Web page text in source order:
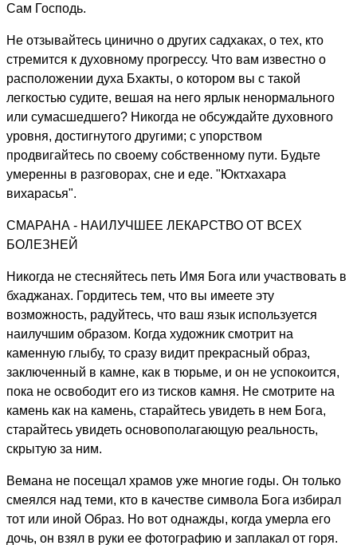
Сам Господь.
Не отзывайтесь цинично о других садхаках, о тех, кто
стремится к духовному прогрессу. Что вам известно о
расположении духа Бхакты, о котором вы с такой
легкостью судите, вешая на него ярлык ненормального
или сумасшедшего? Никогда не обсуждайте духовного
уровня, достигнутого другими; с упорством
продвигайтесь по своему собственному пути. Будьте
умеренны в разговорах, сне и еде. "Юктхахара
вихарасья".
СМАРАНА - НАИЛУЧШЕЕ ЛЕКАРСТВО ОТ ВСЕХ
БОЛЕЗНЕЙ
Никогда не стесняйтесь петь Имя Бога или участвовать в
бхаджанах. Гордитесь тем, что вы имеете эту
возможность, радуйтесь, что ваш язык используется
наилучшим образом. Когда художник смотрит на
каменную глыбу, то сразу видит прекрасный образ,
заключенный в камне, как в тюрьме, и он не успокоится,
пока не освободит его из тисков камня. Не смотрите на
камень как на камень, старайтесь увидеть в нем Бога,
старайтесь увидеть основополагающую реальность,
скрытую за ним.
Вемана не посещал храмов уже многие годы. Он только
смеялся над теми, кто в качестве символа Бога избирал
тот или иной Образ. Но вот однажды, когда умерла его
дочь, он взял в руки ее фотографию и заплакал от горя.